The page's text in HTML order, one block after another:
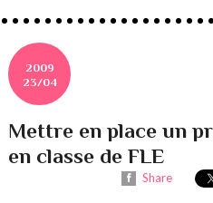
2009
23/04
Mettre en place un
en classe de FLE
Share